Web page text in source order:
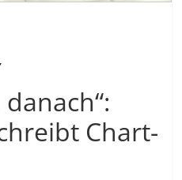
Chart-